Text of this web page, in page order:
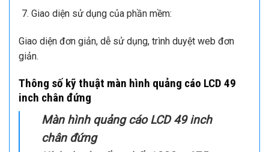
Tạo nội dung nhưng không biết nội dung tạo ra có đẹp
và chính xác chưa? Server cho phép xem trước khi đưa
lên màn hình
Kiểm tra hoạt động của thiết bị:
Kiểm ra nội dung đang chạy trên màn hình, chụp
ảnh màn hình đang chạy
Kiểm tra thời gian hoạt động.